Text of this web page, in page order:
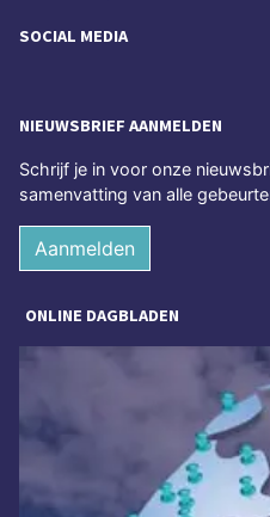
SOCIAL MEDIA
NIEUWSBRIEF AANMELDEN
Schrijf je in voor onze
samenvatting van alle
Aanmelden
ONLINE DAGBLADEN